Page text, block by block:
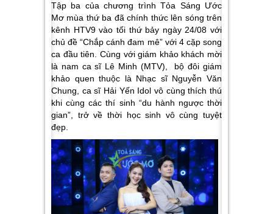
Tập ba của chương trìnhTỏa Sáng Ước
Mơ mùa thứ ba đã chính thức lên sóng trên
kênh HTV9 vào tối thứ bảy ngày 24/08 với
chủ đề “Chắp cánh đam mê” với 4 cặp song
ca đầu tiên. Cùng với giám khảo khách mời
là nam ca sĩ Lê Minh (MTV), bộ đôi giám
khảo quen thuộc là Nhạc sĩ Nguyễn Văn
Chung, ca sĩ Hải Yến Idol vô cùng thích thú
khi cùng các thí sinh “du hành ngược thời
gian”, trở về thời học sinh vô cùng tuyệt
đẹp.